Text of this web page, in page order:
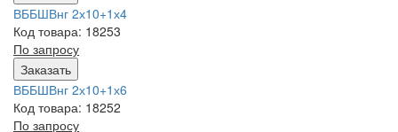
ВББШВнг 2х10+1х4
Код товара: 18253
По запросу
Заказать
ВББШВнг 2х10+1х6
Код товара: 18252
По запросу